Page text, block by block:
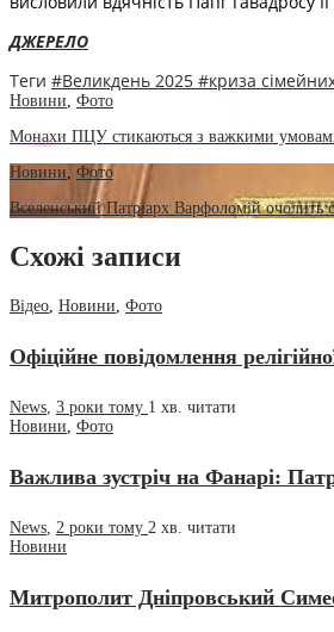
ДЖЕРЕЛО
Теги #Великдень 2025 #криза
Новини Фото
Монахи ПЦУ стикаються з важкими
Новини Фото
Вселенський Патріарх Варфоломій очолить
Схожі записи
Відео, Новини, Фото
Офіційне повідомлення
News, 3 роки тому 1 хв. читати
Новини, Фото
Важлива зустріч на Фанарі:
News, 2 роки тому 2 хв. читати
Новини
Митрополит Дніпровський